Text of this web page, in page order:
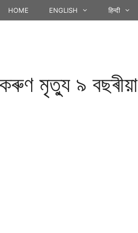
HOME ENGLISH हिन्दी
মৃত্যু ৯ বছৰীয়া